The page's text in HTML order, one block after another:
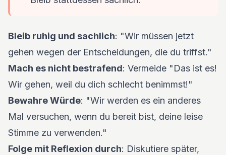
Bleib ruhig und sachlich: "Wir müssen jetzt
gehen wegen der Entscheidungen, die du triffst."
Mach es nicht bestrafend: Vermeide "Das ist es!
Wir gehen, weil du dich schlecht benimmst!"
Bewahre Würde: "Wir werden es ein anderes
Mal versuchen, wenn du bereit bist, deine leise
Stimme zu verwenden."
Folge mit Reflexion durch: Diskutiere später,